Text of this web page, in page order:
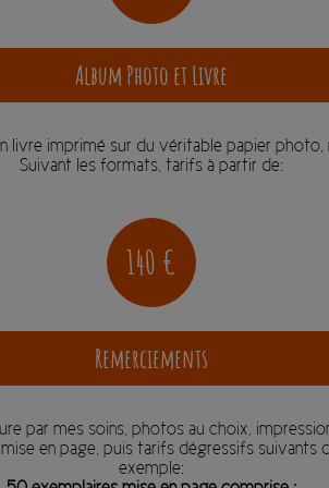
Album Photo et Livre
imprimé sur du véritable papier photo,
Suivant les formats, tarifs à partir de:
140 €
Remerciements
par mes soins, photos au choix,
en page, puis tarifs dégressifs suivants
exemple: